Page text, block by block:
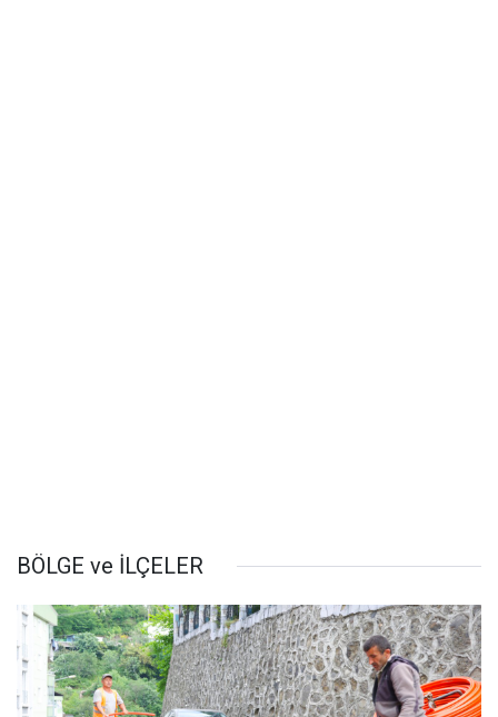
BÖLGE ve İLÇELER